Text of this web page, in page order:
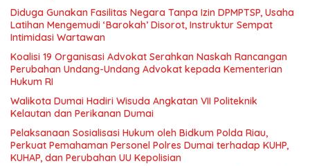
Diduga Gunakan Fasilitas Negara Tanpa Izin DPMPTSP, Usaha
Latihan Mengemudi ‘Barokah’ Disorot, Instruktur Sempat
Intimidasi Wartawan
Koalisi 19 Organisasi Advokat Serahkan Naskah Rancangan
Perubahan Undang-Undang Advokat kepada Kementerian
Hukum RI
Walikota Dumai Hadiri Wisuda Angkatan VII Politeknik
Kelautan dan Perikanan Dumai
Pelaksanaan Sosialisasi Hukum oleh Bidkum Polda Riau,
Perkuat Pemahaman Personel Polres Dumai terhadap KUHP,
KUHAP, dan Perubahan UU Kepolisian